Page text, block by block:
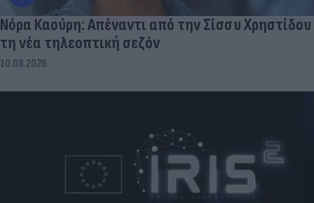
Νόρα Καούρη: Απέναντι από την Σίσσυ Χρηστίδου
τη νέα τηλεοπτική σεζόν
10.08.2026